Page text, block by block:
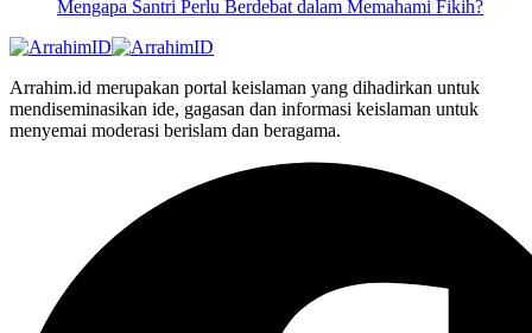
Mengapa Santri Perlu Berdebat dalam Memahami Fikih?
Arrahim.id merupakan portal keislaman yang dihadirkan untuk
mendiseminasikan ide, gagasan dan informasi keislaman untuk
menyemai moderasi berislam dan beragama.